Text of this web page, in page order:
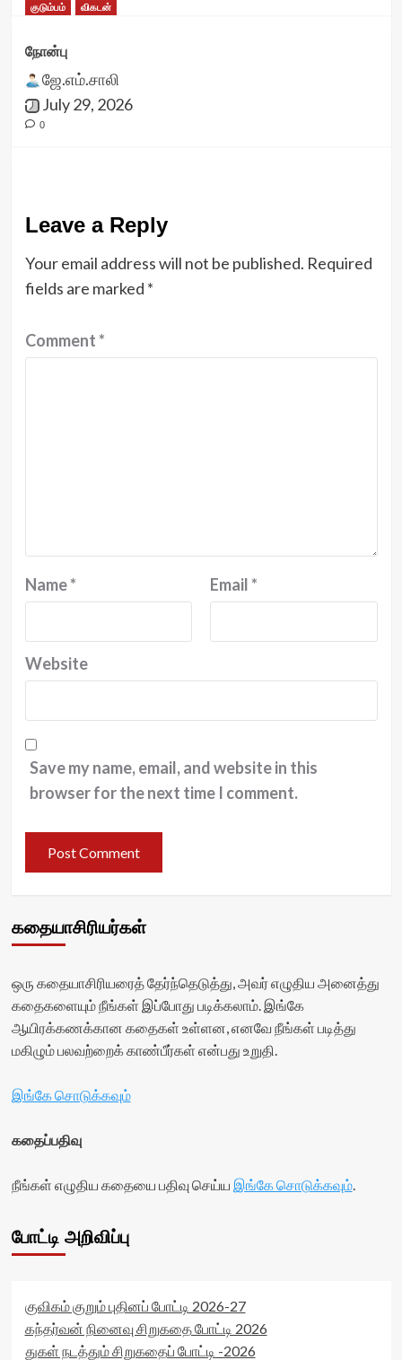
குடும்பம்
விகடன்
நோன்பு
ஜே.எம்.சாலி
July 29, 2026
0
Leave a Reply
Your email address will not be published. Required
fields are marked *
Comment*
Name* Email*
Website
Save my name, email, and website in this
browser for the next time I comment.
கதையாசிரியர்கள்
ஒரு கதையாசிரியரைத் தேர்ந்தெடுத்து, அவர் எழுதிய அனைத்து
கதைகளையும் நீங்கள் இப்போது படிக்கலாம். இங்கே
ஆயிரக்கணக்கான கதைகள் உள்ளன, எனவே நீங்கள் படித்து
மகிழும் பலவற்றைக் காண்பீர்கள் என்பது உறுதி.
இங்கே சொடுக்கவும்
கதைப்பதிவு
நீங்கள் எழுதிய கதையை பதிவு செய்ய இங்கே சொடுக்கவும்.
போட்டி அறிவிப்பு
குவிகம் குறும் புதினப் போட்டி 2026-27
கந்தர்வன் நினைவு சிறுகதை போட்டி 2026
துகள் நடத்தும் சிறுகதைப் போட்டி -2026